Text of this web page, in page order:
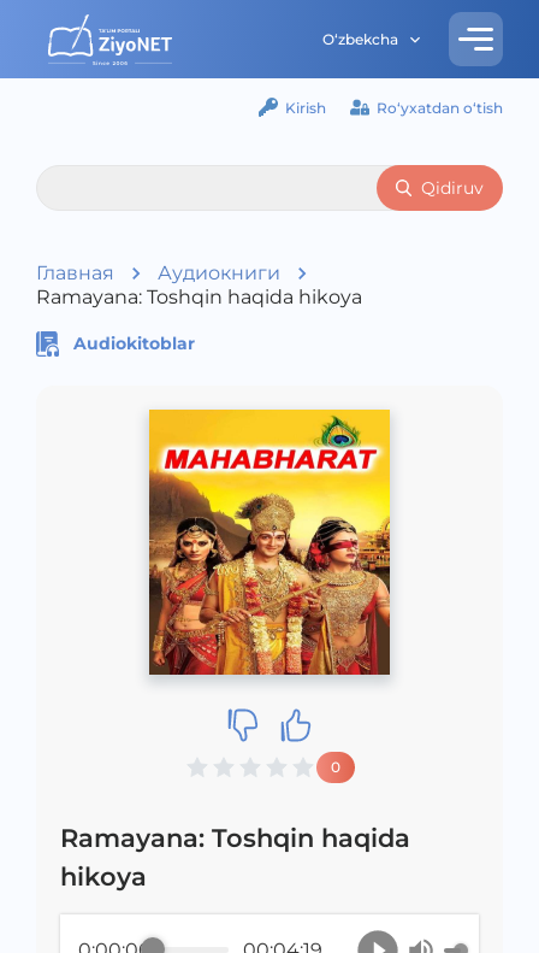
O‘zbekcha
Kirish Ro‘yxatdan o‘tish
Qidiruv
Главная
Аудиокниги
Ramayana: Toshqin haqida hikoya
Audiokitoblar
0
Ramayana: Toshqin haqida
hikoya